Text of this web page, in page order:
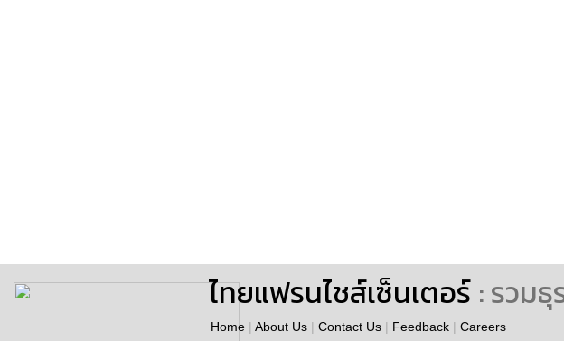
ไทยแฟรนไชส์เซ็นเตอร์ : รวม
Home | About Us | Contact Us | Feedback | Careers